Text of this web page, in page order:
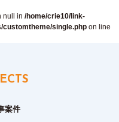
null in /home/crie10/link-
customtheme/single.php on line
案件